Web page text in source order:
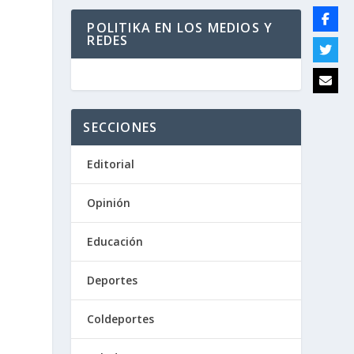
POLITIKA EN LOS MEDIOS Y
REDES
SECCIONES
Editorial
Opinión
Educación
Deportes
Coldeportes